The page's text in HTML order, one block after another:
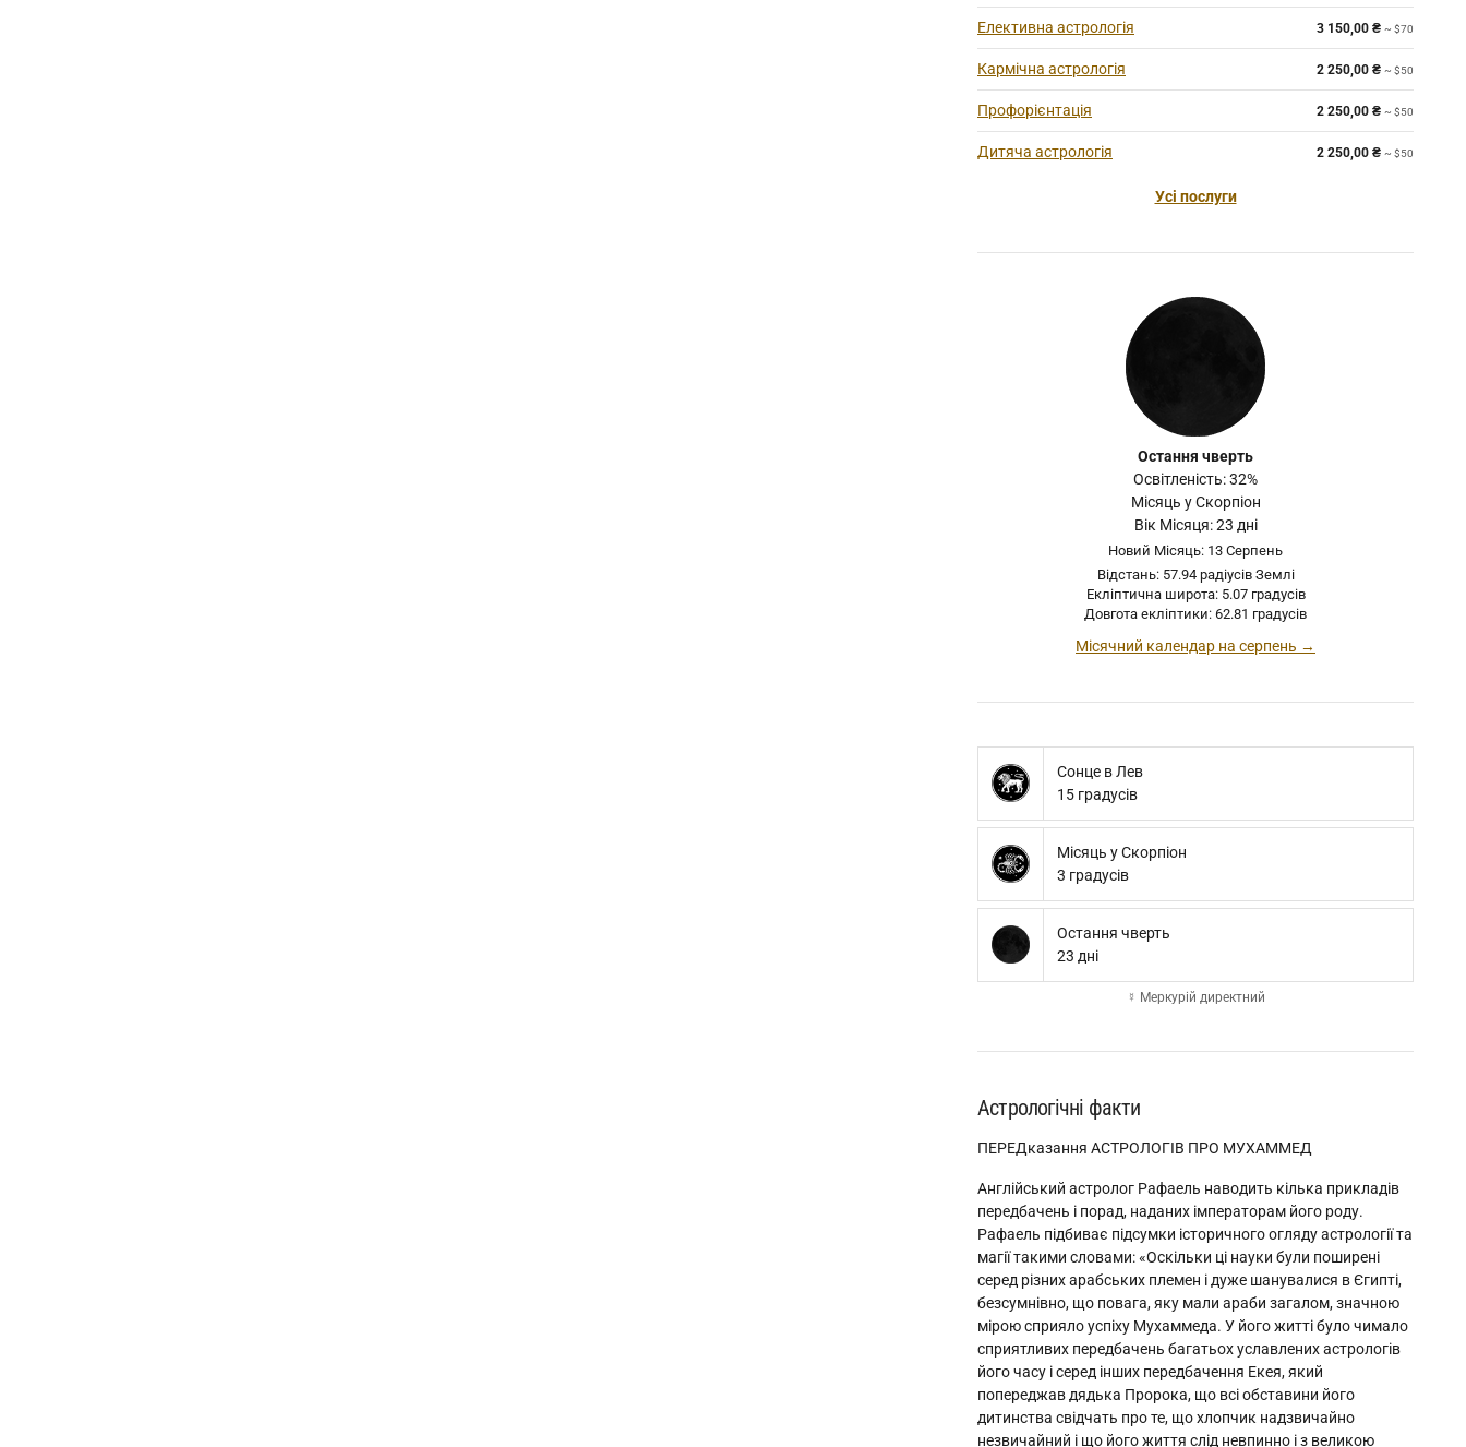
Елективна астрологія 3 150,00 ₴ ~ $70
Кармічна астрологія 2 250,00 ₴ ~ $50
Профорієнтація 2 250,00 ₴ ~ $50
Дитяча астрологія 2 250,00 ₴ ~ $50
Усі послуги
Остання чверть
Освітленість: 32%
Місяць у Скорпіон
Вік Місяця: 23 дні
Новий Місяць: 13 Серпень
Відстань: 57.94 радіусів Землі
Екліптична широта: 5.07 градусів
Довгота екліптики: 62.81 градусів
Місячний календар на серпень →
Сонце в Лев
15 градусів
Місяць у Скорпіон
3 градусів
Остання чверть
23 дні
☿ Меркурій директний
Астрологічні факти
ПЕРЕДказання АСТРОЛОГІВ ПРО МУХАММЕД
Англійський астролог Рафаель наводить кілька прикладів
передбачень і порад, наданих імператорам його роду.
Рафаель підбиває підсумки історичного огляду астрології та
магії такими словами: «Оскільки ці науки були поширені
серед різних арабських племен і дуже шанувалися в Єгипті,
безсумнівно, що повага, яку мали араби загалом, значною
мірою сприяло успіху Мухаммеда. У його житті було чимало
сприятливих передбачень багатьох уславлених астрологів
його часу і серед інших передбачення Екея, який
попереджав дядька Пророка, що всі обставини його
дитинства свідчать про те, що хлопчик надзвичайно
незвичайний і що його життя слід невпинно і з великою